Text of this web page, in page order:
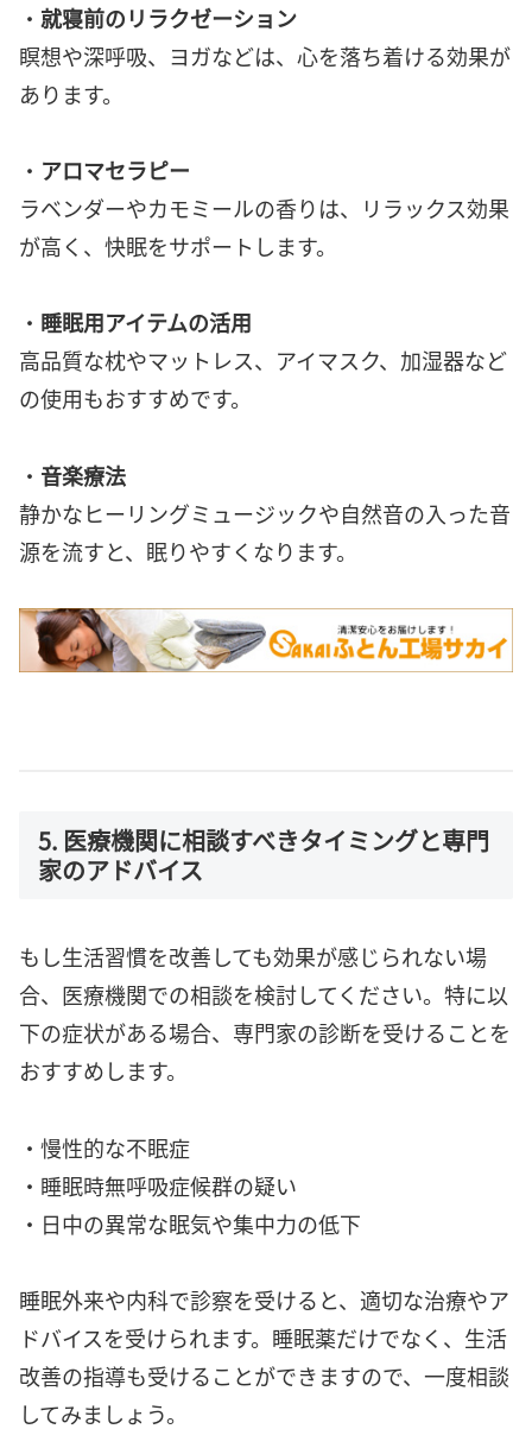
・ 就寝前のリラクゼーション
瞑想や深呼吸、ヨガなどは、心を落ち着ける効果が
あります。
・ アロマセラピー
ラベンダーやカモミールの香りは、リラックス効果
が高く、快眠をサポートします。
・ 睡眠用アイテムの活用
高品質な枕やマットレス、アイマスク、加湿器など
の使用もおすすめです。
・ 音楽療法
静かなヒーリングミュージックや自然音の入った音
源を流すと、眠りやすくなります。
5. 医療機関に相談すべきタイミングと専門
家のアドバイス
もし生活習慣を改善しても効果が感じられない場
合、医療機関での相談を検討してください。特に以
下の症状がある場合、専門家の診断を受けることを
おすすめします。
・慢性的な不眠症
・睡眠時無呼吸症候群の疑い
・日中の異常な眠気や集中力の低下
睡眠外来や内科で診察を受けると、適切な治療やア
ドバイスを受けられます。睡眠薬だけでなく、生活
改善の指導も受けることができますので、一度相談
してみましょう。